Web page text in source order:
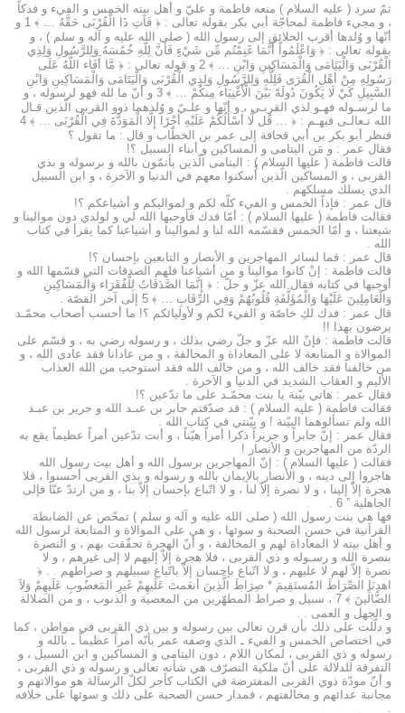
ثمّ سرد ( عليه السلام ) منعه فاطمة و عليّ و أهل بيته الخمس و الفيء و فدكاً
، و مجيء فاطمة لمحاجّة أبي بكر بقوله تعالى : ﴿ فَآتِ ذَا الْقُرْبَى حَقَّهُ … ﴾ 1 و
أنّها و وُلدها أقرب الخلائق إلى رسول الله ( صلى الله عليه و آله و سلم ) ، و
بقوله تعالى : ﴿ وَاعْلَمُواْ أَنَّمَا غَنِمْتُم مِّن شَيْءٍ فَأَنَّ لِلّهِ خُمُسَهُ وَلِلرَّسُولِ وَلِذِي
الْقُرْبَى وَالْيَتَامَى وَالْمَسَاكِينِ وَابْنِ … ﴾ 2 و قوله تعالى : ﴿ مَّا أَفَاء اللَّهُ عَلَى
رَسُولِهِ مِنْ أَهْلِ الْقُرَى فَلِلَّهِ وَلِلرَّسُولِ وَلِذِي الْقُرْبَى وَالْيَتَامَى وَالْمَسَاكِينِ وَابْنِ
السَّبِيلِ كَيْ لَا يَكُونَ دُولَةً بَيْنَ الْأَغْنِيَاء مِنكُمْ … ﴾ 3 و أنّ ما لله فهو لرسوله ، و
ما لرسـوله فهـو لذي القربـى ، و أنّها و علـيّ و وُلدهما ذوو القربى الّذين قـال
الله تـعالـى فيهـم : ﴿ … قُل لَّا أَسْأَلُكُمْ عَلَيْهِ أَجْرًا إِلَّا الْمَوَدَّةَ فِي الْقُرْبَى … ﴾ 4
فنظر أبو بكر بن أبي قحافة إلى عمر بن الخطّاب و قال : ما تقول ؟
فقال عمر : و مَن اليتامى و المساكين و أبناء السبيل ؟!
قالت فاطمة ( عليها السلام ) : اليتامى الّذين يأتمّون بالله و برسوله و بذي
القربى ، و المساكين الّذين أُسكنوا معهم في الدنيا و الآخرة ، و ابن السبيل
الذي يسلك مسلكهم .
قال عمر : فإذاً الخمس و الفيء كلّه لكم و لمواليكم و أشياعكم ؟!
فقالت فاطمة ( عليها السلام ) : أمّا فدك فأوجبها الله لي و لولدي دون موالينا و
شيعتنا ، و أمّا الخمس فقسّمه الله لنا و لموالينا و أشياعنا كما يقرأ في كتاب
الله .
قال عمر : فما لسائر المهاجرين و الأنصار و التابعين بإحسان ؟!
قالت فاطمة : إنْ كانوا موالينا و من أشياعنا فلهم الصدقات التي قسّمها الله و
أوجبها في كتابه فقال الله عزّ و جلّ : ﴿ إِنَّمَا الصَّدَقَاتُ لِلْفُقَرَاء وَالْمَسَاكِينِ
وَالْعَامِلِينَ عَلَيْهَا وَالْمُؤَلَّفَةِ قُلُوبُهُمْ وَفِي الرِّقَابِ … ﴾ 5 إلى آخر القصّة .
قال عمر : فدك لكِ خاصّة و الفيء لكم و لأوليائكم ؟! ما أحسب أصحاب محمّـد
يرضون بهذا !!
قالت فاطمة : فإنّ الله عزّ و جلّ رضي بذلك ، و رسوله رضي به ، و قسّم على
الموالاة و المتابعة لا على المعاداة و المخالفة ، و من عادانا فقد عادى الله ، و
من خالفنا فقد خالف الله ، و من خالف الله فقد استوجب من الله العذاب
الأليم و العقاب الشديد في الدنيا و الآخرة .
فقال عمر : هاتي بيّنة يا بنت محمّـد على ما تدّعين ؟!
فقالت فاطمة ( عليه السلام ) : قد صدّقتم جابر بن عبـد الله و جرير بن عبـد
الله ولم تسألوهما البيّنة ! و بيّنتي في كتاب الله .
فقال عمر : إنّ جابراً و جريراً ذكرا أمراً هيّناً ، و أنت تدّعين أمراً عظيماً يقع به
الردّة من المهاجرين و الأنصار !
فقالت ( عليها السلام ) : إنّ المهاجرين برسول الله و أهل بيت رسول الله
هاجروا إلى دينه ، و الأنصار بالإيمان بالله و رسوله و بذي القربى أحسنوا ، فلا
هجرة إلاّ إلينا ، و لا نصرة إلاّ لنا ، و لا اتّباع بإحسان إلاّ بنا ، و من ارتدّ عنّا فإلى
الجاهلية ” 6 .
فها هي بنت رسول الله ( صلى الله عليه و آله و سلم ) تمحّص عن الضابطة
القرآنية في حسن الصحبة و سوئها ، و هي على الموالاة و المتابعة لرسول الله
و أهل بيته لا المعاداة لهم و المخالفة ، و أنّ الهجرة تحقّقت بهم ، و النصرة
بنصرة الله و رسـوله و ذي القربى ، فلا هجرة إلاّ إليهم لا إلى غيرهم ، و لا
نصرة إلاّ لهم لا عليهم ، و لا اتّباع بإحسان إلاّ باتّباع سبيلهم و صراطهم . . ﴿
اهدِنَا الصِّرَاطَ المُستَقِيمَ * صِرَاطَ الَّذِينَ أَنعَمتَ عَلَيهِمْ غَيرِ المَغضُوبِ عَلَيهِمْ وَلاَ
الضَّالِّينَ ﴾ 7 ، سبيل و صراط المطهّرين من المعصية و الذنوب ، و من الضلالة
و الجهل و العمى . .
و دلّلت على ذلك بأن قرن تعالى بين رسوله و بين ذي القربى في مواطن ، كما
في اختصاص الخمس و الفيء ـ الذي وصفه عمر بأنّه أمراً عظيماً ـ بالله و
رسوله و ذي القربى ، لمكان اللام ، دون اليتامى و المساكين و ابن السبيل ، و
التفرقة للدلالة على أنّ ملكية التصرّف هي شأنه تعالى و رسوله و ذي القربى ،
و أنّ مودّة ذوي القربى المفترضة في الكتاب كأجر لكلّ الرسالة هو موالاتهم و
مجانبة عدائهم و مخالفتهم ، فمدار حسن الصحبة على ذلك و سوئها على خلافه